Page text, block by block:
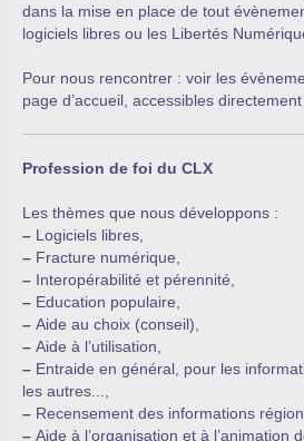
dans la mise en place de tout
logiciels libres ou les Libertés
Pour nous rencontrer : voir les
page d’accueil, accessibles directement
Profession de foi du CLX
Les thèmes que nous développons :
– Logiciels libres,
– Fracture numérique,
– Interopérabilité et pérennité,
– Education populaire,
– Aide au choix (conseil),
– Aide à l’utilisation,
– Entraide en général, pour les
les autres...,
– Recensement des informations
– Aide à l’organisation et à l’animation